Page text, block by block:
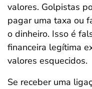
valores. Golpistas
pagar uma taxa ou
o dinheiro. Isso é
financeira legítima
valores esquecidos.
Se receber uma